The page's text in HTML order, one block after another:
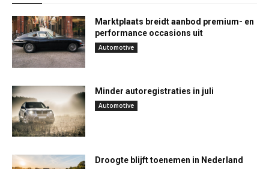
Marktplaats breidt aanbod premium- en
performance occasions uit
Automotive
Minder autoregistraties in juli
Automotive
Droogte blijft toenemen in Nederland